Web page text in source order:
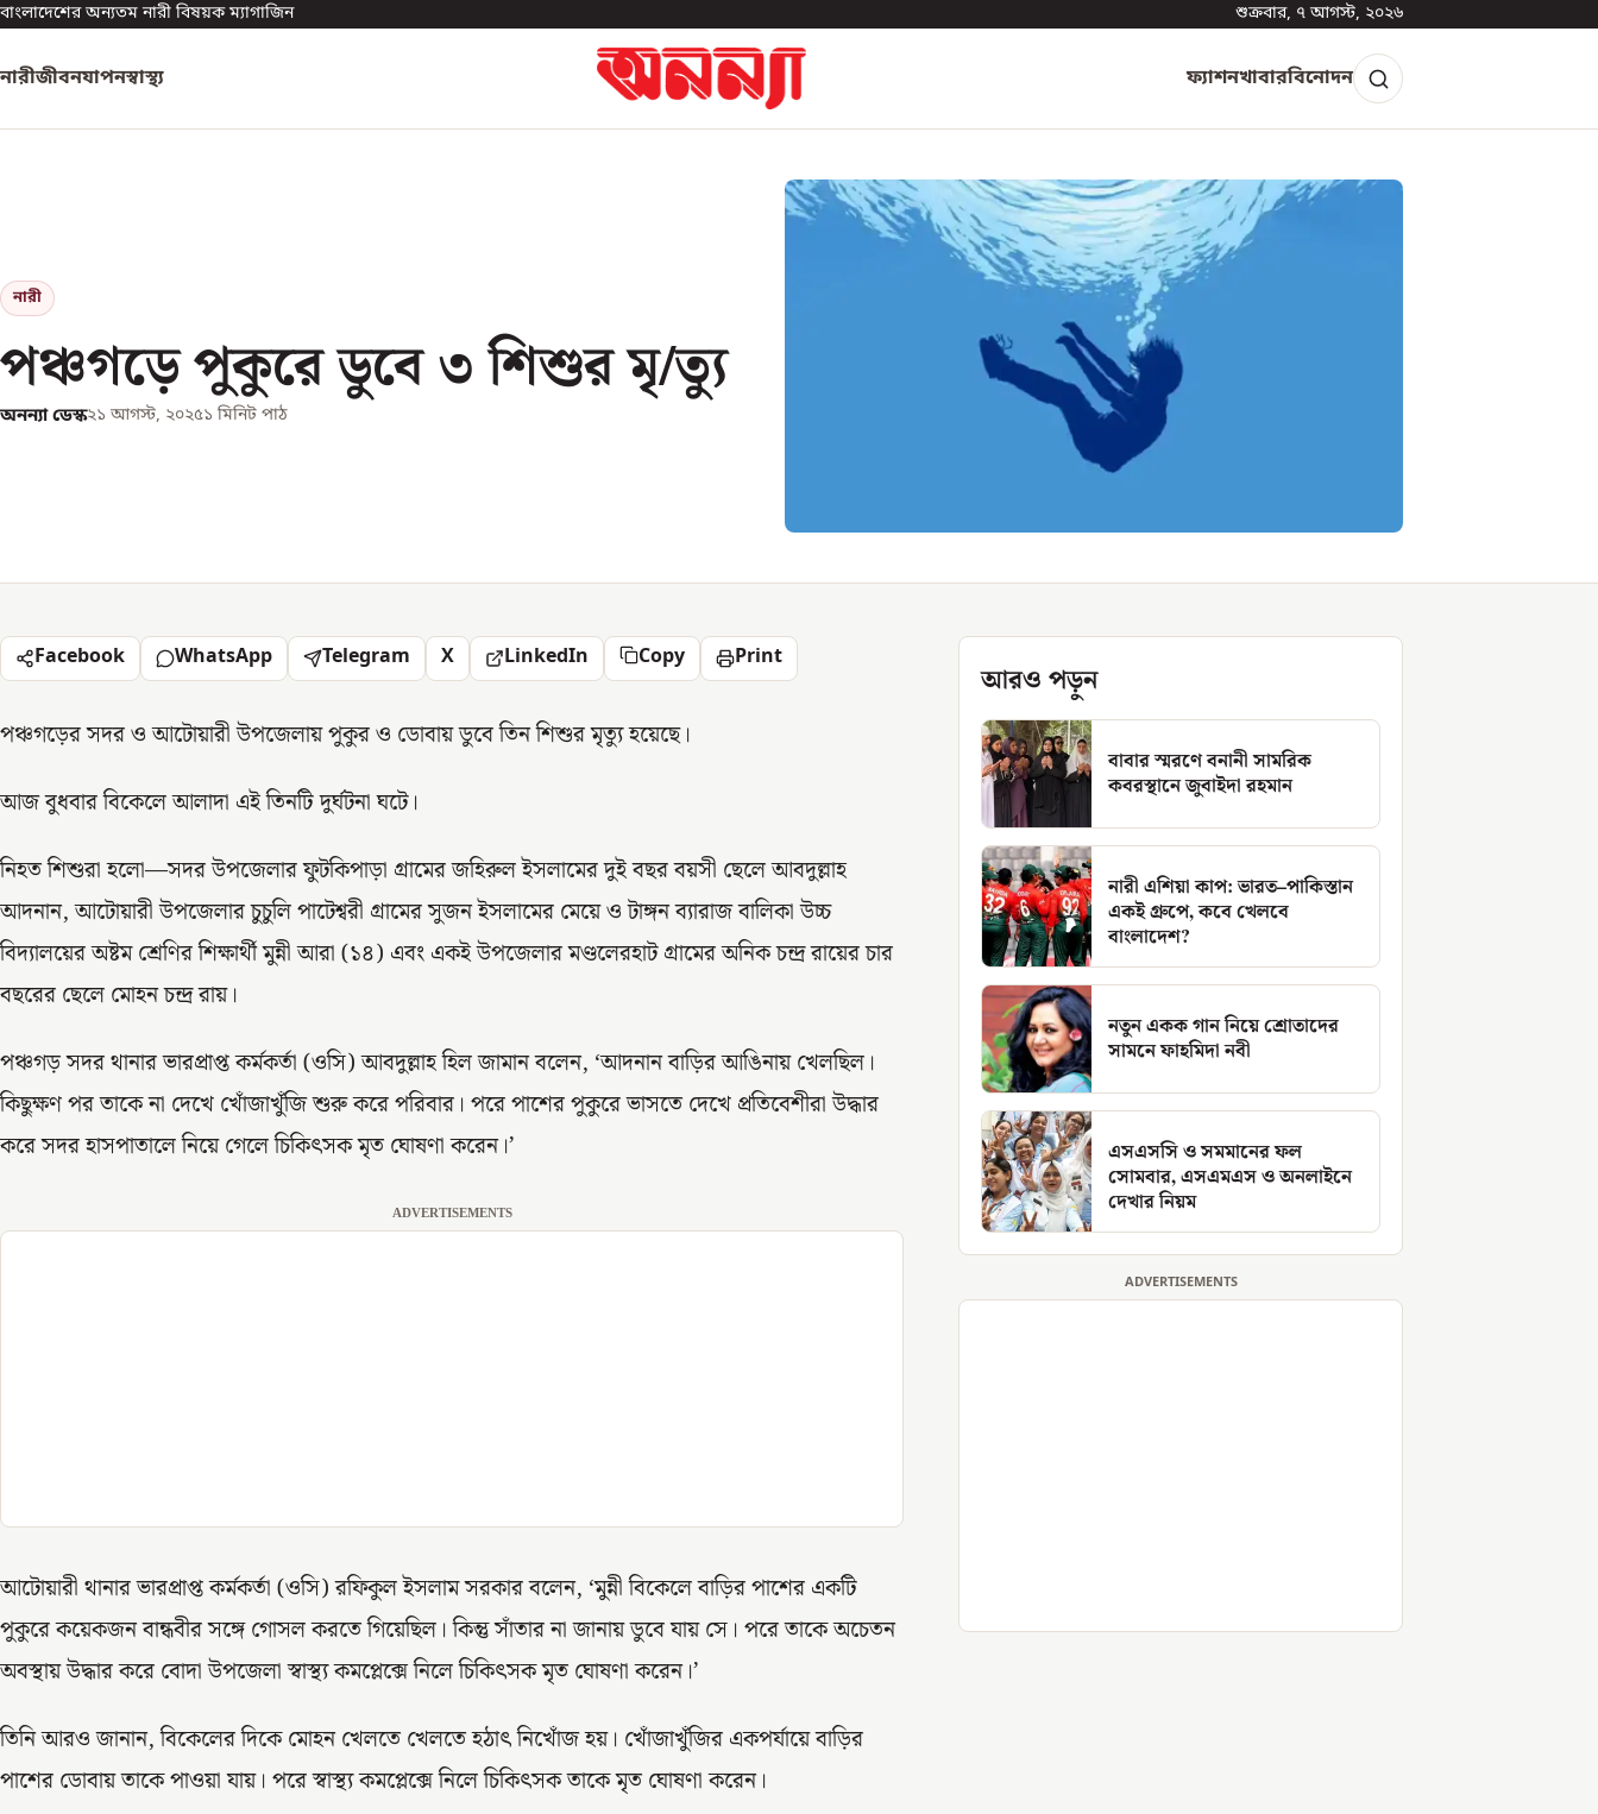
বাংলাদেশের অন্যতম নারী বিষয়ক ম্যাগাজিন শুক্রবার, ৭ আগস্ট, ২০২৬
নারীজীবনযাপনস্বাস্থ্য ফ্যাশনখাবারবিনোদন
নারী
পঞ্চগড়ে পুকুরে ডুবে ৩ শিশুর মৃ/ত্যু
অনন্যা ডেস্ক২১ আগস্ট, ২০২৫১ মিনিট পাঠ
Facebook WhatsApp Telegram X LinkedIn Copy Print
পঞ্চগড়ের সদর ও আটোয়ারী উপজেলায় পুকুর ও ডোবায় ডুবে তিন শিশুর মৃত্যু হয়েছে।
আজ বুধবার বিকেলে আলাদা এই তিনটি দুর্ঘটনা ঘটে।
নিহত শিশুরা হলো—সদর উপজেলার ফুটকিপাড়া গ্রামের জহিরুল ইসলামের দুই বছর বয়সী ছেলে আবদুল্লাহ
আদনান, আটোয়ারী উপজেলার চুচুলি পাটেশ্বরী গ্রামের সুজন ইসলামের মেয়ে ও টাঙ্গন ব্যারাজ বালিকা উচ্চ
বিদ্যালয়ের অষ্টম শ্রেণির শিক্ষার্থী মুন্নী আরা (১৪) এবং একই উপজেলার মণ্ডলেরহাট গ্রামের অনিক চন্দ্র রায়ের চার
বছরের ছেলে মোহন চন্দ্র রায়।
পঞ্চগড় সদর থানার ভারপ্রাপ্ত কর্মকর্তা (ওসি) আবদুল্লাহ হিল জামান বলেন, ‘আদনান বাড়ির আঙিনায় খেলছিল।
কিছুক্ষণ পর তাকে না দেখে খোঁজাখুঁজি শুরু করে পরিবার। পরে পাশের পুকুরে ভাসতে দেখে প্রতিবেশীরা উদ্ধার
করে সদর হাসপাতালে নিয়ে গেলে চিকিৎসক মৃত ঘোষণা করেন।’
ADVERTISEMENTS
আটোয়ারী থানার ভারপ্রাপ্ত কর্মকর্তা (ওসি) রফিকুল ইসলাম সরকার বলেন, ‘মুন্নী বিকেলে বাড়ির পাশের একটি
পুকুরে কয়েকজন বান্ধবীর সঙ্গে গোসল করতে গিয়েছিল। কিন্তু সাঁতার না জানায় ডুবে যায় সে। পরে তাকে অচেতন
অবস্থায় উদ্ধার করে বোদা উপজেলা স্বাস্থ্য কমপ্লেক্সে নিলে চিকিৎসক মৃত ঘোষণা করেন।’
তিনি আরও জানান, বিকেলের দিকে মোহন খেলতে খেলতে হঠাৎ নিখোঁজ হয়। খোঁজাখুঁজির একপর্যায়ে বাড়ির
পাশের ডোবায় তাকে পাওয়া যায়। পরে স্বাস্থ্য কমপ্লেক্সে নিলে চিকিৎসক তাকে মৃত ঘোষণা করেন।
আরও পড়ুন
বাবার স্মরণে বনানী সামরিক
কবরস্থানে জুবাইদা রহমান
নারী এশিয়া কাপ: ভারত–পাকিস্তান
একই গ্রুপে, কবে খেলবে
বাংলাদেশ?
নতুন একক গান নিয়ে শ্রোতাদের
সামনে ফাহমিদা নবী
এসএসসি ও সমমানের ফল
সোমবার, এসএমএস ও অনলাইনে
দেখার নিয়ম
ADVERTISEMENTS